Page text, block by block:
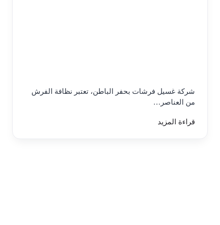
شركة غسيل فرشات بحفر الباطن، تعتبر نظافة الفرش
من العناصر…
قراءة المزيد